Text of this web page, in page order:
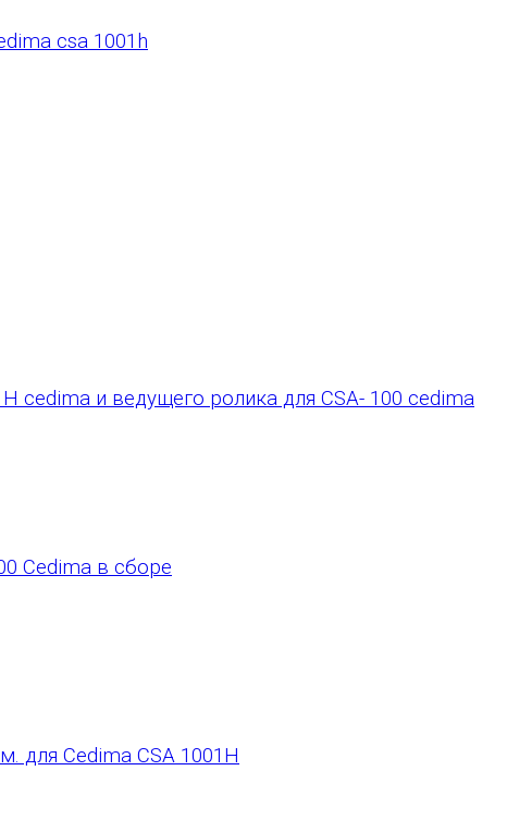
csa 1001h
cedima и ведущего ролика для CSA- 100 cedima
Cedima в сборе
для Cedima CSA 1001H